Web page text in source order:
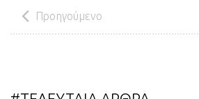
Προηγούμενο